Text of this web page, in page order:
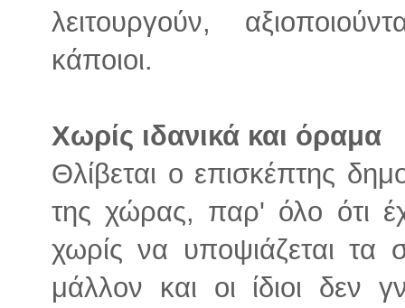
λειτουργούν,
κάποιοι.
Χωρίς ιδανικά και όραμα
Θλίβεται ο επισκέπτης
της χώρας, παρ' όλο ότι
χωρίς να υποψιάζεται τα
μάλλον και οι ίδιοι δεν